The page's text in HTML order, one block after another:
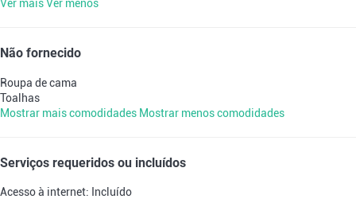
Ver maisVer menos
Não fornecido
Roupa de cama
Toalhas
Mostrar mais comodidades Mostrar menos comodidades
Serviços requeridos ou incluídos
Acesso à internet: Incluído